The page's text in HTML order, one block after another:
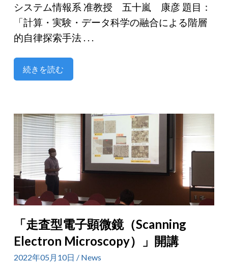
システム情報系 准教授 五十嵐 康彦 題目：
「計算・実験・データ科学の融合による階層
的自律探索手法 . . .
続きを読む
「走査型電子顕微鏡（Scanning
Electron Microscopy）」開講
2022年05月10日 / News